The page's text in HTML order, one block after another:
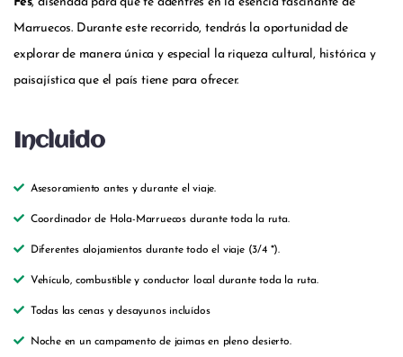
Marruecos. Durante este recorrido, tendrás la oportunidad de
explorar de manera única y especial la riqueza cultural, histórica y
paisajística que el país tiene para ofrecer.
Incluido
Asesoramiento antes y durante el viaje.
Coordinador de Hola-Marruecos durante toda la ruta.
Diferentes alojamientos durante todo el viaje (3/4 *).
Vehículo, combustible y conductor local durante toda la ruta.
Todas las cenas y desayunos incluídos
Noche en un campamento de jaimas en pleno desierto.